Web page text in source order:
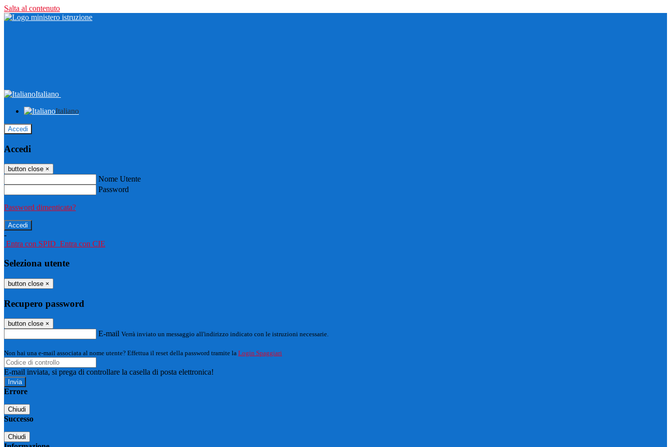
Salta al contenuto
Italiano
Italiano
Accedi
Accedi
button close ×
Nome Utente
Password
Password dimenticata?
-
Entra con SPID Entra con CIE
Seleziona utente
button close ×
Recupero password
button close ×
E-mail Verrà inviato un messaggio all'indirizzo indicato con le istruzioni necessarie.
Non hai una e-mail associata al nome utente? Effettua il reset della password tramite la Login Spaggiari
E-mail inviata, si prega di controllare la casella di posta elettronica!
Errore
Chiudi
Successo
Chiudi